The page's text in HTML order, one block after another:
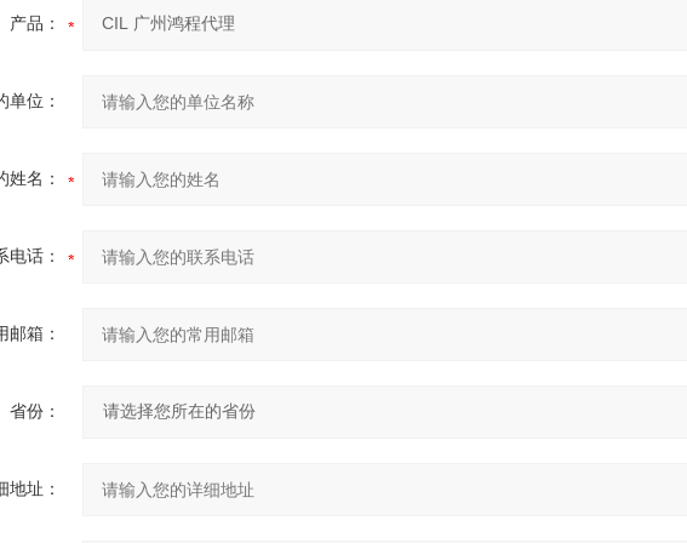
产品：
单位：
姓名：
电话：
邮箱：
省份：
地址：